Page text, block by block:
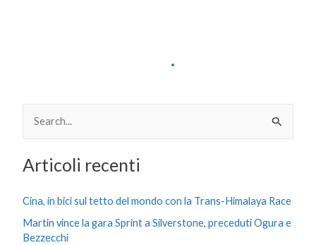
r
a
:
Articoli recenti
Cina, in bici sul tetto del mondo con la Trans-Himalaya Race
Martin vince la gara Sprint a Silverstone, preceduti Ogura e
Bezzecchi